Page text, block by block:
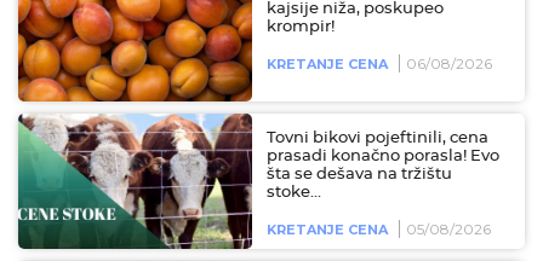
kajsije niža, poskupeo
krompir!
KRETANJE CENA 06/08/2026
Tovni bikovi pojeftinili, cena
prasadi konačno porasla! Evo
šta se dešava na tržištu
stoke...
KRETANJE CENA 05/08/2026